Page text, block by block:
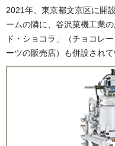
2021年、東京都文京区に開
ームの隣に、谷沢菓機工業
ド・ショコラ」（チョコレ
ーツの販売店）も併設されて